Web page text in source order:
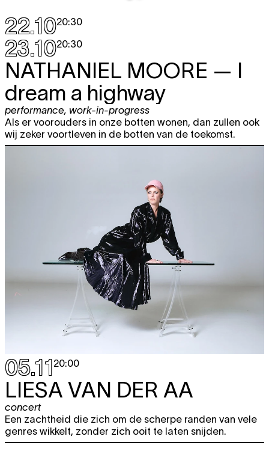
22.1020:30
23.1020:30
NATHANIEL MOORE — I
dream a highway
performance, work-in-progress
Als er voorouders in onze botten wonen, dan zullen ook
wij zeker voortleven in de botten van de toekomst.
05.1120:00
LIESA VAN DER AA
concert
Een zachtheid die zich om de scherpe randen van vele
genres wikkelt, zonder zich ooit te laten snijden.